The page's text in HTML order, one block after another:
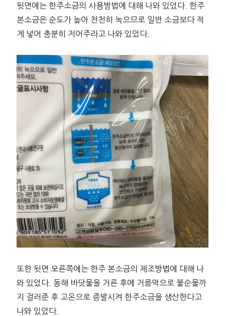
뒷면에는 한주소금의 사용방법에 대해 나와 있었다. 한주
본소금은 순도가 높아 천천히 녹으므로 일반 소금보다 적
게 넣어 충분히 저어주라고 나와 있었다.
또한 뒷면 오른쪽에는 한주 본소금의 제조방법에 대해 나
와 있었다. 동해 바닷물을 거른 후에 거름막으로 불순물까
지 걸러준 후 고온으로 증발시켜 한주소금을 생산한다고
나와 있었다.